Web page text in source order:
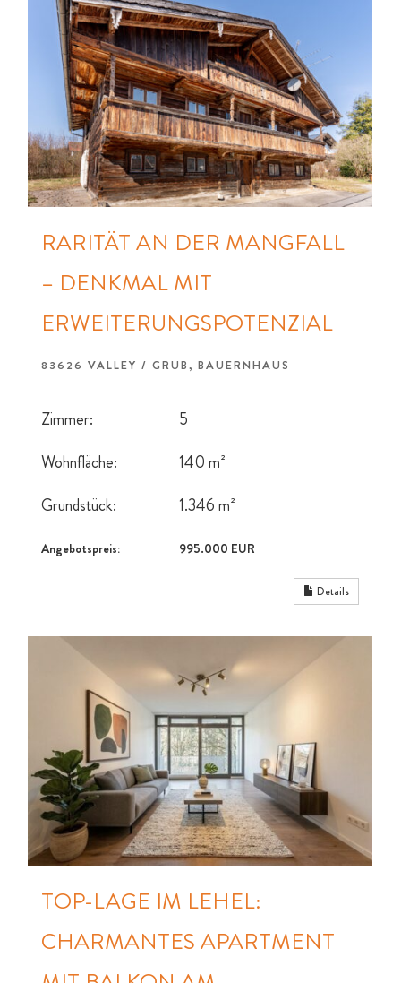
RARITÄT AN DER MANGFALL
– DENKMAL MIT
ERWEITERUNGSPOTENZIAL
83626 VALLEY / GRUB, BAUERNHAUS
Zimmer:
5
Wohnfläche:
140 m²
Grundstück:
1.346 m²
Angebotspreis: 995.000 EUR
Details
TOP-LAGE IM LEHEL:
CHARMANTES APARTMENT